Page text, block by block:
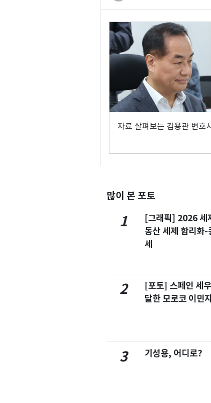
자료 살펴보는 김용관 변호
많이 본 포토
1
[그래픽] 2026 세
동산 세제 합리화-
세
2
[포토] 스페인 세
달한 모로코 이민
3 기성용, 어디로?